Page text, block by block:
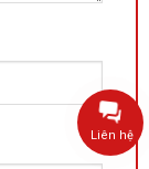
Liên hệ